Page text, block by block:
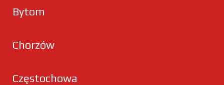
Bytom
Chorzów
Częstochowa